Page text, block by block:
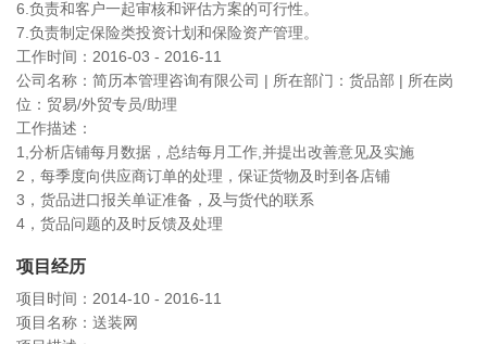
6.负责和客户一起审核和评估方案的可行性。
7.负责制定保险类投资计划和保险资产管理。
工作时间：2016-03 - 2016-11
公司名称：简历本管理咨询有限公司 | 所在部门：货品部 | 所在岗
位：贸易/外贸专员/助理
工作描述：
1,分析店铺每月数据，总结每月工作,并提出改善意见及实施
2，每季度向供应商订单的处理，保证货物及时到各店铺
3，货品进口报关单证准备，及与货代的联系
4，货品问题的及时反馈及处理
项目经历
项目时间：2014-10 - 2016-11
项目名称：送装网